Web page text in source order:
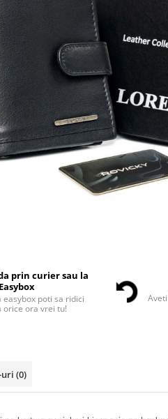
prin curier sau la
Easybox
easybox poti sa ridici
orice ora vrei tu!
uri (0)